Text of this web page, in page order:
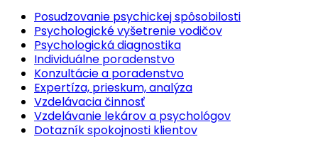
Posudzovanie psychickej spôsobilosti
Psychologické vyšetrenie vodičov
Psychologická diagnostika
Individuálne poradenstvo
Konzultácie a poradenstvo
Expertíza, prieskum, analýza
Vzdelávacia činnosť
Vzdelávanie lekárov a psychológov
Dotazník spokojnosti klientov